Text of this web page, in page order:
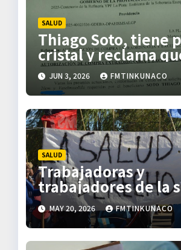
i
ó
n
d
e
e
n
t
r
SALUD
Thiago Soto, tiene
cristal y reclama
estado responda al
tratamiento
JUN 3, 2026 FMTINKUNACO
SALUD
Trabajadoras y
trabajadores de la
convocan a una
multitudinaria
MAY 20, 2026 FMTINKUNACO